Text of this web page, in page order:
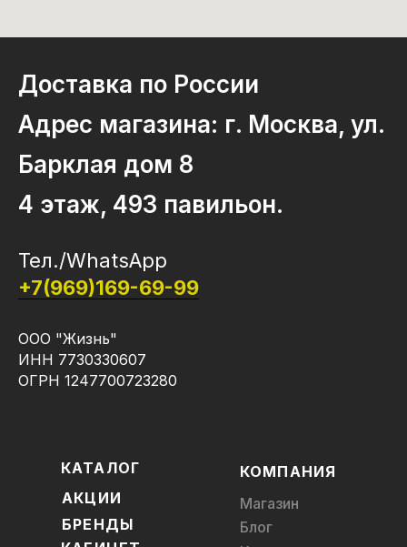
Доставка по России
Адрес магазина: г. Москва, ул.
Барклая дом 8
4 этаж, 493 павильон.
Тел./WhatsApp
+7(969)169-69-99
ООО "Жизнь"
ИНН 7730330607
ОГРН 1247700723280
КАТАЛОГ
БРЕНДЫ
АКЦИИ
Магазин
Блог
КОМПАНИЯ